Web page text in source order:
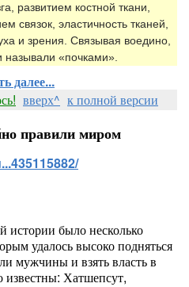
развитием костной ткани,
связок, элас­тичность тканей,
и зрения. Связывая воедино,
называ­ли «почками».
далее...
вверх^ к полной версии
правили миром
истории было несколько
удалось высоко подняться
мужчины и взять власть в
Хатшепсут,